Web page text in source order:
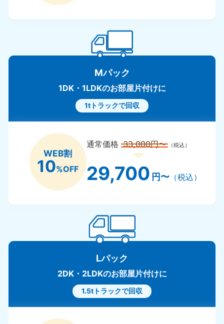
Mパック
1DK・1LDKのお部屋片付けに
1tトラックで回収
WEB割
10%OFF
通常価格33,000円〜 （税込）
29,700 円〜（税込）
Lパック
2DK・2LDKのお部屋片付けに
1.5tトラックで回収